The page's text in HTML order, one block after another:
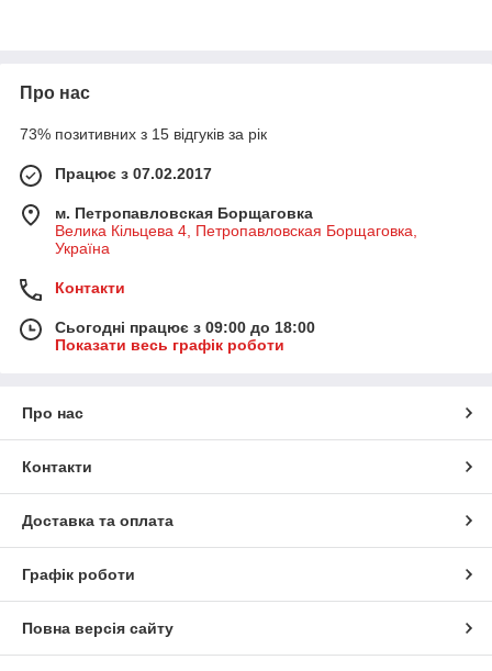
Про нас
73% позитивних з 15 відгуків за рік
Працює з 07.02.2017
м. Петропавловская Борщаговка
Велика Кільцева 4, Петропавловская Борщаговка,
Україна
Контакти
Сьогодні працює з 09:00 до 18:00
Показати весь графік роботи
Про нас
Контакти
Доставка та оплата
Графік роботи
Повна версія сайту